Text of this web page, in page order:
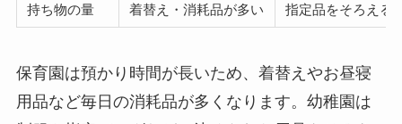
持ち物の量 着替え・消耗品が多い 指定品をそろえる
保育園は預かり時間が長いため、着替えやお昼寝
用品など毎日の消耗品が多くなります。幼稚園は